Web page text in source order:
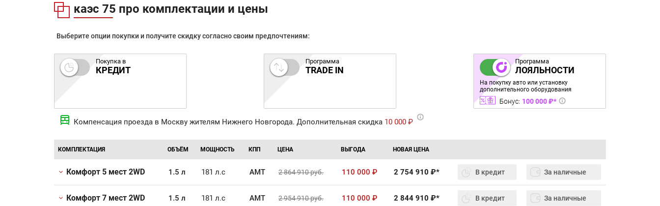
каэс 75 про комплектации и цены
Выберите опции покупки и получите скидку согласно своим предпочтениям:
Покупка в
КРЕДИТ
Программа
TRADE IN
Программа
ЛОЯЛЬНОСТИ
На покупку авто или установку
дополнительного оборудования
Бонус: 100 000 ₽*
Компенсация проезда в Москву жителям Нижнего Новгорода. Дополнительная скидка 10 000 ₽
КОМПЛЕКТАЦИЯ ОБЪЁМ МОЩНОСТЬ КПП ЦЕНА ВЫГОДА НОВАЯ ЦЕНА
Комфорт 5 мест 2WD 1.5 л 181 л.с AMT 2 864 910руб. 110 000 ₽ 2 754 910 ₽* В кредит За наличные
Комфорт 7 мест 2WD 1.5 л 181 л.с AMT 2 954 910руб. 110 000 ₽ 2 844 910 ₽* В кредит За наличные